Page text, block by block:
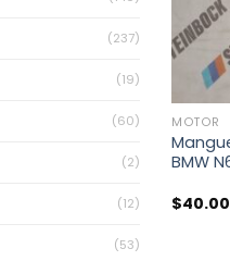
(237)
(19)
(60)
(2)
(12)
(53)
+
MOTOR
BMW
$